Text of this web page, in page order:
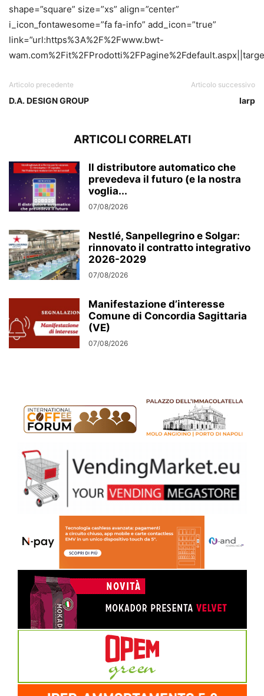
shape=”square” size=”xs” align=”center”
i_icon_fontawesome=”fa fa-info” add_icon=”true”
link=”url:https%3A%2F%2Fwww.bwt-
Articolo precedente
D.A. DESIGN GROUP
Articolo successivo
Iarp
ARTICOLI CORRELATI
Il distributore automatico che
prevedeva il futuro (e la nostra
voglia...
07/08/2026
Nestlé, Sanpellegrino e Solgar:
rinnovato il contratto integrativo
2026-2029
07/08/2026
Manifestazione d’interesse
Comune di Concordia Sagittaria
(VE)
07/08/2026